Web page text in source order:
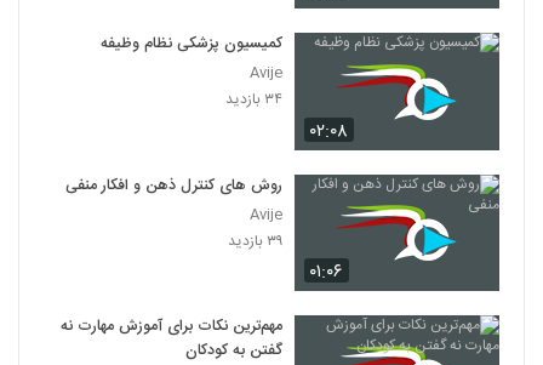
۰۲:۰۸
کمیسیون پزشکی نظام وظیفه
Avije
۳۴ بازدید
۰۱:۰۶
روش های کنترل ذهن و افکار منفی
Avije
۳۹ بازدید
مهم‌ترین نکات برای آموزش مهارت نه
گفتن به کودکان